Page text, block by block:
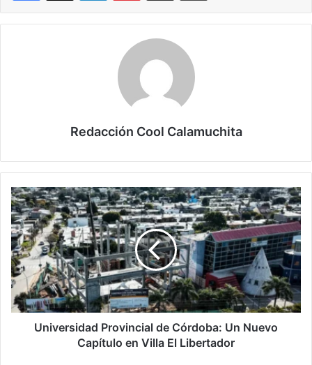
Redacción Cool Calamuchita
Universidad
Provincial
de
Córdoba:
Un
Nuevo
Capítulo
en
Villa
Universidad Provincial de Córdoba: Un Nuevo
Capítulo en Villa El Libertador